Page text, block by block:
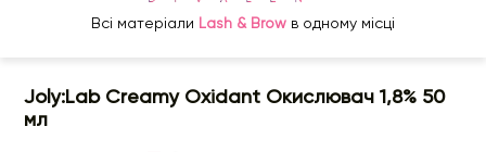
Всі матеріали Lash & Brow в одному місці
Joly:Lab Creamy Oxidant Окислювач 1,8% 50
мл